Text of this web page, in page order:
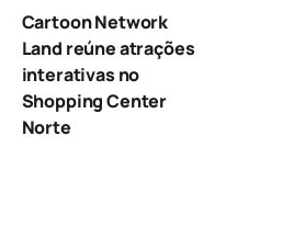
Cartoon Network
Land reúne atrações
interativas no
Shopping Center
Norte